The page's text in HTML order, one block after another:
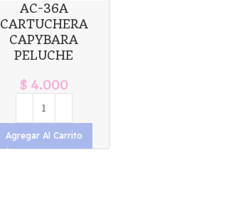
AC-36A
CARTUCHERA
CAPYBARA
PELUCHE
$4.000
Agregar Al Carrito